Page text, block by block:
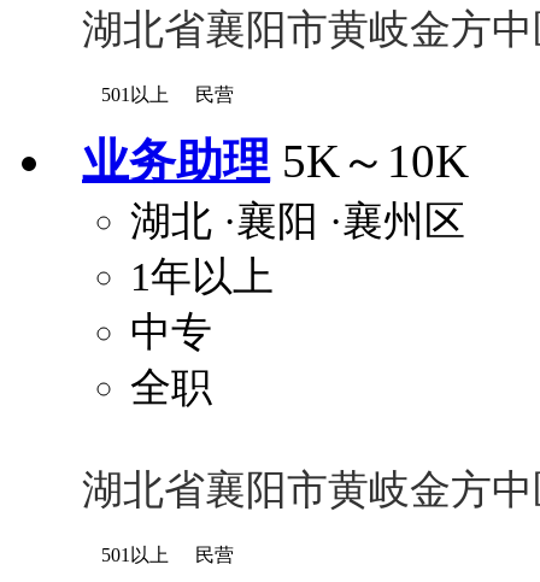
湖北省襄阳市黄岐金方
501以上 民营
业务助理 5K～10K
湖北 ·襄阳 ·襄州区
1年以上
中专
全职
湖北省襄阳市黄岐金方
501以上 民营